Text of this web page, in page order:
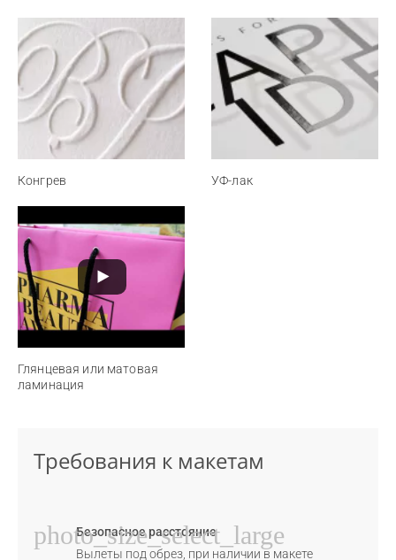
Конгрев УФ-лак
Глянцевая или матовая
ламинация
Требования к макетам
photo_size_select_large
Безопасное расстояние
Вылеты под обрез, при наличии в макете